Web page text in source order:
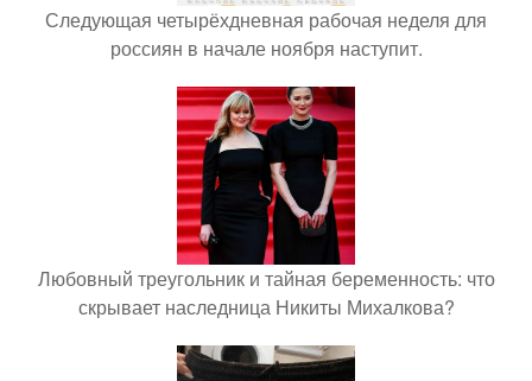
Следующая четырёхдневная рабочая неделя для
россиян в начале ноября наступит.
Любовный треугольник и тайная беременность: что
скрывает наследница Никиты Михалкова?